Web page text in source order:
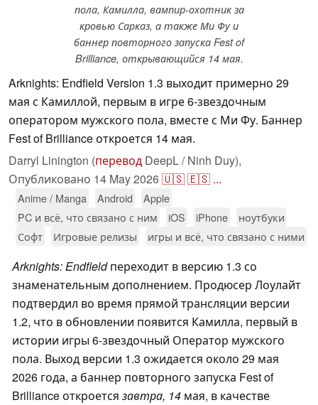
пола, Камилла, вампир-охотник за
кровью Сарказ, а также Ми Фу и
баннер повторного запуска Fest of
Brilliance, открывающийся 14 мая.
Arknights: Endfield Version 1.3 выходит примерно 29
мая с Камиллой, первым в игре 6-звездочным
оператором мужского пола, вместе с Ми Фу. Баннер
Fest of Brilliance откроется 14 мая.
Darryl Linington (перевод DeepL / Ninh Duy),
Опубликовано 14 May 2026🇺🇸🇪🇸 ...
Anime / Manga Android
Apple
PC и всё, что связано с ним
iOS iPhone
ноутбуки
Софт
Игровые релизы игры и всё, что связано с ними
Arknights: Endfieldпереходит в версию 1.3 со
знаменательным дополнением. Продюсер Лоулайт
подтвердил во время прямой трансляции версии
1.2, что в обновлении появится Камилла, первый в
истории игры 6-звездочный Оператор мужского
пола. Выход версии 1.3 ожидается около 29 мая
2026 года, а баннер повторного запуска Fest of
Brilliance откроется завтра, 14 мая, в качестве